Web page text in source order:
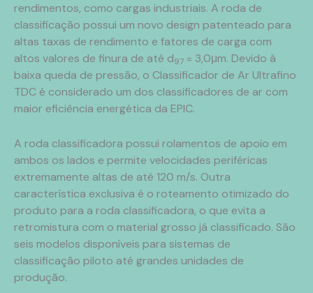
rendimentos, como cargas industriais. A roda de
classificação possui um novo design patenteado para
altas taxas de rendimento e fatores de carga com
altos valores de finura de até d97 = 3,0μm. Devido à
baixa queda de pressão, o Classificador de Ar Ultrafino
TDC é considerado um dos classificadores de ar com
maior eficiência energética da EPIC.
A roda classificadora possui rolamentos de apoio em
ambos os lados e permite velocidades periféricas
extremamente altas de até 120 m/s. Outra
característica exclusiva é o roteamento otimizado do
produto para a roda classificadora, o que evita a
retromistura com o material grosso já classificado. São
seis modelos disponíveis para sistemas de
classificação piloto até grandes unidades de
produção.